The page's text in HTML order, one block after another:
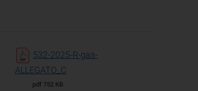
532-2025-R-gas-
ALLEGATO_C
pdf 752 KB